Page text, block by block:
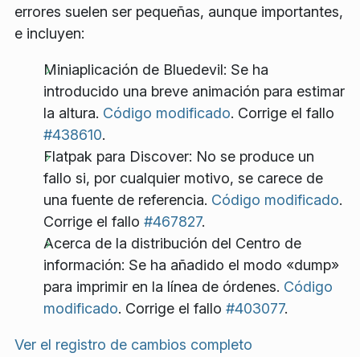
errores suelen ser pequeñas, aunque importantes,
e incluyen:
Miniaplicación de Bluedevil: Se ha
introducido una breve animación para estimar
la altura. Código modificado. Corrige el fallo
#438610.
Flatpak para Discover: No se produce un
fallo si, por cualquier motivo, se carece de
una fuente de referencia. Código modificado.
Corrige el fallo #467827.
Acerca de la distribución del Centro de
información: Se ha añadido el modo «dump»
para imprimir en la línea de órdenes. Código
modificado. Corrige el fallo #403077.
Ver el registro de cambios completo